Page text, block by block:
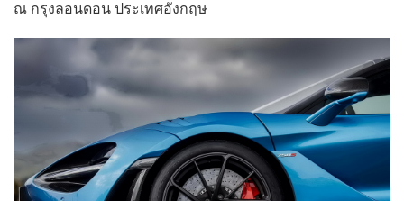
ณ กรุงลอนดอน ประเทศอังกฤษ